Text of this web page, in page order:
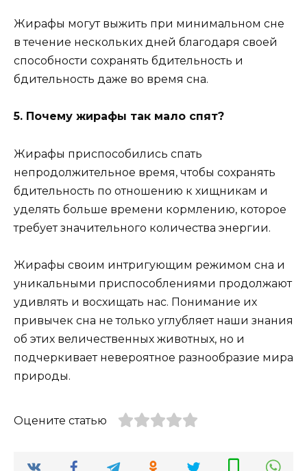
Жирафы могут выжить при минимальном сне
в течение нескольких дней благодаря своей
способности сохранять бдительность и
бдительность даже во время сна.
5. Почему жирафы так мало спят?
Жирафы приспособились спать
непродолжительное время, чтобы сохранять
бдительность по отношению к хищникам и
уделять больше времени кормлению, которое
требует значительного количества энергии.
Жирафы своим интригующим режимом сна и
уникальными приспособлениями продолжают
удивлять и восхищать нас. Понимание их
привычек сна не только углубляет наши знания
об этих величественных животных, но и
подчеркивает невероятное разнообразие мира
природы.
Оцените статью